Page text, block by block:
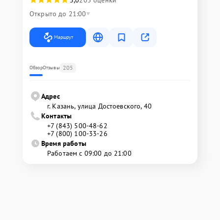
Открыто до 21:00
Маршрут
ОбзорОтзывы 205
Адрес
г. Казань, улица Достоевского, 40
Контакты
+7 (843) 500-48-62
+7 (800) 100-33-26
Время работы
Работаем с 09:00 до 21:00